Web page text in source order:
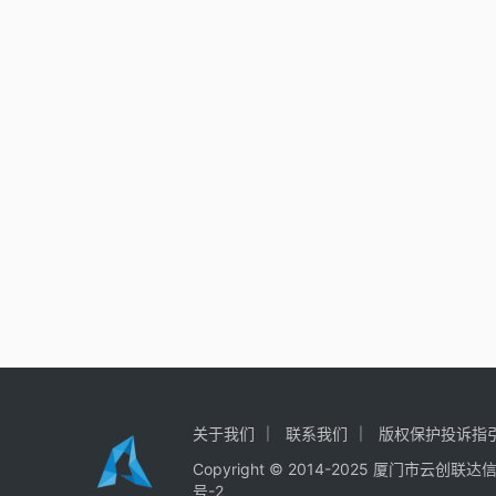
关于我们 联系我们
版权保护投诉指
Copyright © 2014-2025 厦门市云创联达
号-2